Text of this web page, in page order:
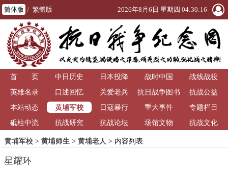
简体版 / 繁體版 2026年8月6日 星期四 04:30:17
首 页 中日历史 日本投降 战时中国
战线战役
英雄名录
口述回忆 关爱老兵
抗日战争图书
馆
抗战公益
本站动态
黄埔军校 日寇暴行 重大事件
专题栏目
砥柱中流
抗战研究 抗战论坛 场馆文物 抗战文化
黄埔军校> 黄埔师生 > 黄埔老人 > 内容列表
星耀环